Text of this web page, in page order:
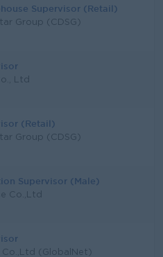
Supervisor (Retail)
Group (CDSG)
Ltd
(Retail)
Group (CDSG)
Supervisor (Male)
Co.,Ltd
Co.,Ltd (GlobalNet)